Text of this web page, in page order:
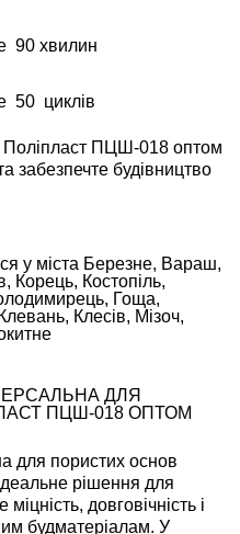
90 хвилин
50 циклів
Поліпласт ПЦШ-018 оптом
забезпечте будівництво
у міста Березне, Вараш,
Корець, Костопіль,
Гоща,
Клесів, Мізоч,
ДЛЯ
ПЦШ-018 ОПТОМ
для пористих основ
рішення для
довговічність і
будматеріалам. У